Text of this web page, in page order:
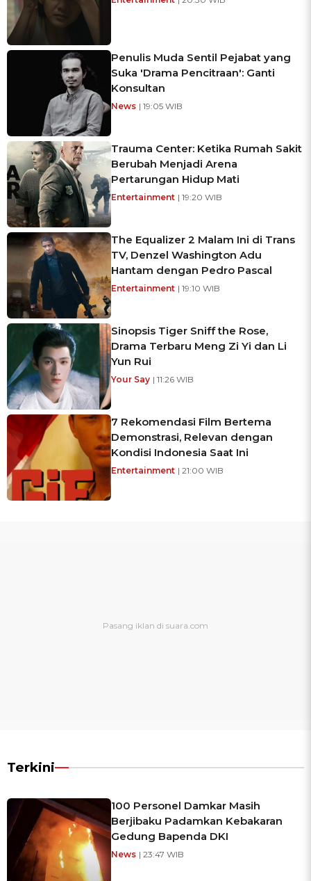
Penulis Muda Sentil Pejabat yang
Suka 'Drama Pencitraan': Ganti
Konsultan
News | 19:05 WIB
Trauma Center: Ketika Rumah Sakit
Berubah Menjadi Arena
Pertarungan Hidup Mati
Entertainment | 19:20 WIB
The Equalizer 2 Malam Ini di Trans
TV, Denzel Washington Adu
Hantam dengan Pedro Pascal
Entertainment | 19:10 WIB
Sinopsis Tiger Sniff the Rose,
Drama Terbaru Meng Zi Yi dan Li
Yun Rui
Your Say | 11:26 WIB
7 Rekomendasi Film Bertema
Demonstrasi, Relevan dengan
Kondisi Indonesia Saat Ini
Entertainment | 21:00 WIB
Terkini
100 Personel Damkar Masih
Berjibaku Padamkan Kebakaran
Gedung Bapenda DKI
News | 23:47 WIB